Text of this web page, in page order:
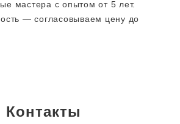
мастера с опытом от 5 лет.
— согласовываем цену до
Контакты